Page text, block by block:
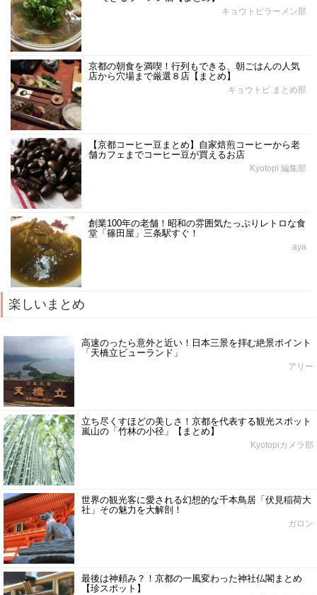
キョウトピラーメン部
京都の朝食を満喫！行列もできる、朝ごはんの人気
店から穴場まで厳選８店【まとめ】
キョウトピ まとめ部
【京都コーヒー豆まとめ】自家焙煎コーヒーから老
舗カフェまでコーヒー豆が買えるお店
Kyotopi 編集部
創業100年の老舗！昭和の雰囲気たっぷりレトロな食
堂「篠田屋」三条駅すぐ！
aya
楽しいまとめ
高速のったら意外と近い！日本三景を拝む絶景ポイント
「天橋立ビューランド」
アリー
立ち尽くすほどの美しさ！京都を代表する観光スポット
嵐山の「竹林の小径」【まとめ】
Kyotopiカメラ部
世界の観光客に愛される幻想的な千本鳥居「伏見稲荷大
社」その魅力を大解剖！
ガロン
最後は神頼み？！京都の一風変わった神社仏閣まとめ
【珍スポット】